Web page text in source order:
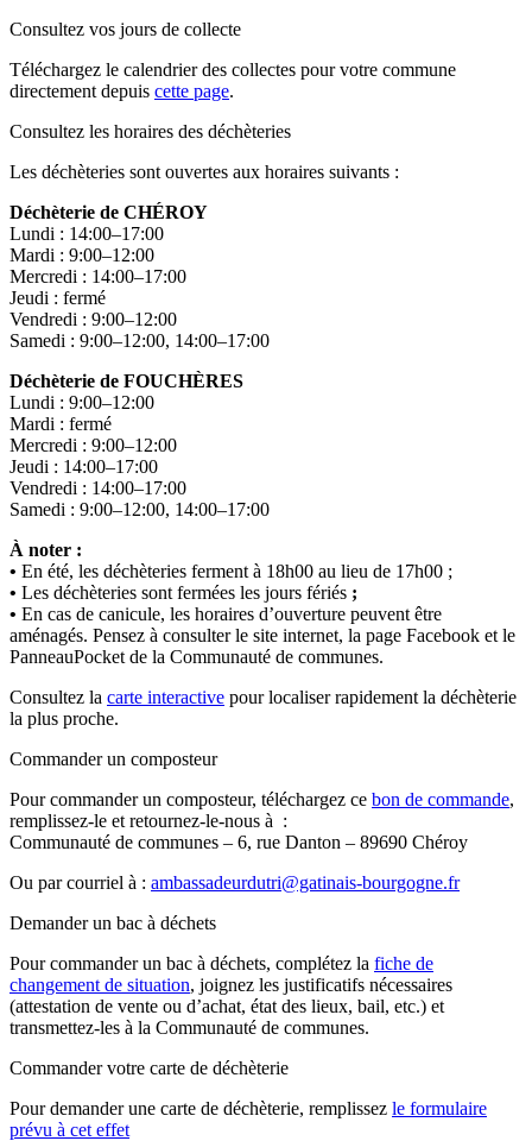
Consultez vos jours de collecte
Téléchargez le calendrier des collectes pour votre commune
directement depuis cette page.
Consultez les horaires des déchèteries
Les déchèteries sont ouvertes aux horaires suivants :
Déchèterie de CHÉROY
Lundi : 14:00–17:00
Mardi : 9:00–12:00
Mercredi : 14:00–17:00
Jeudi : fermé
Vendredi : 9:00–12:00
Samedi : 9:00–12:00, 14:00–17:00
Déchèterie de FOUCHÈRES
Lundi : 9:00–12:00
Mardi : fermé
Mercredi : 9:00–12:00
Jeudi : 14:00–17:00
Vendredi : 14:00–17:00
Samedi : 9:00–12:00, 14:00–17:00
À noter :
• En été, les déchèteries ferment à 18h00 au lieu de 17h00 ;
• Les déchèteries sont fermées les jours fériés ;
• En cas de canicule, les horaires d’ouverture peuvent être
aménagés. Pensez à consulter le site internet, la page Facebook et le
PanneauPocket de la Communauté de communes.
Consultez la carte interactive pour localiser rapidement la déchèterie
la plus proche.
Commander un composteur
Pour commander un composteur, téléchargez ce bon de commande,
remplissez-le et retournez-le-nous à :
Communauté de communes – 6, rue Danton – 89690 Chéroy
Ou par courriel à : ambassadeurdutri@gatinais-bourgogne.fr
Demander un bac à déchets
Pour commander un bac à déchets, complétez la fiche de
changement de situation, joignez les justificatifs nécessaires
(attestation de vente ou d’achat, état des lieux, bail, etc.) et
transmettez-les à la Communauté de communes.
Commander votre carte de déchèterie
Pour demander une carte de déchèterie, remplissez le formulaire
prévu à cet effet